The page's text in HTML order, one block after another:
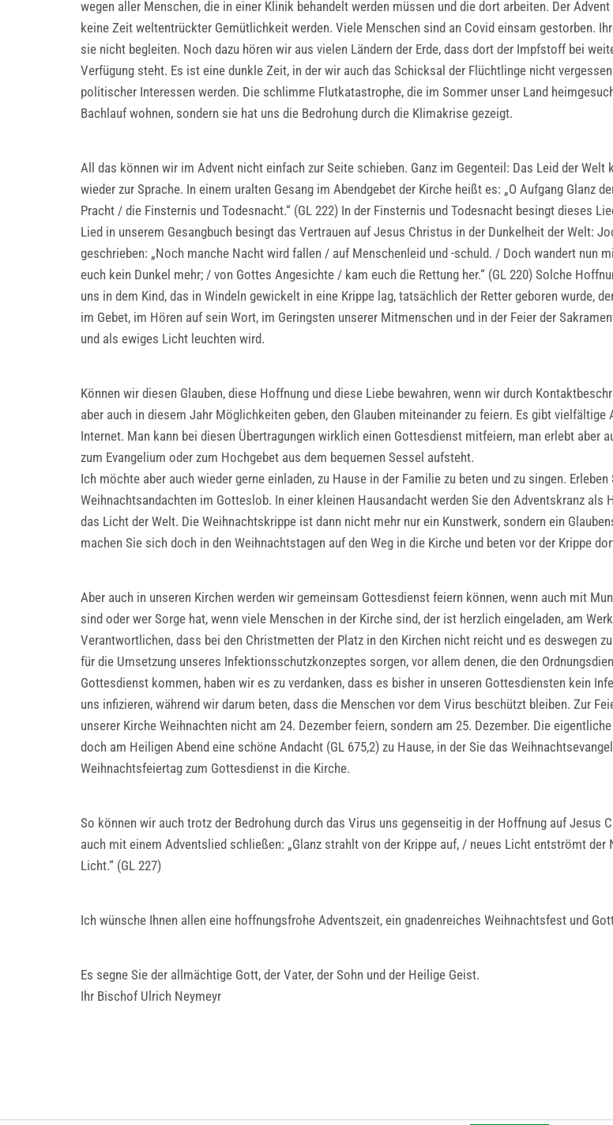
wegen aller Menschen, die in einer Klinik behandelt werden müssen und die dort arbeiten. Der
keine Zeit weltentrückter Gemütlichkeit werden. Viele Menschen sind an Covid einsam gestorben.
sie nicht begleiten. Noch dazu hören wir aus vielen Ländern der Erde, dass dort der Impfstoff bei
Verfügung steht. Es ist eine dunkle Zeit, in der wir auch das Schicksal der Flüchtlinge nicht
politischer Interessen werden. Die schlimme Flutkatastrophe, die im Sommer unser Land
Bachlauf wohnen, sondern sie hat uns die Bedrohung durch die Klimakrise gezeigt.
All das können wir im Advent nicht einfach zur Seite schieben. Ganz im Gegenteil: Das Leid der
wieder zur Sprache. In einem uralten Gesang im Abendgebet der Kirche heißt es: „O Aufgang Glanz
Pracht / die Finsternis und Todesnacht.“ (GL 222) In der Finsternis und Todesnacht besingt dieses
Lied in unserem Gesangbuch besingt das Vertrauen auf Jesus Christus in der Dunkelheit der Welt:
geschrieben: „Noch manche Nacht wird fallen / auf Menschenleid und -schuld. / Doch wandert nun
euch kein Dunkel mehr; / von Gottes Angesichte / kam euch die Rettung her.“ (GL 220) Solche
uns in dem Kind, das in Windeln gewickelt in eine Krippe lag, tatsächlich der Retter geboren wurde,
im Gebet, im Hören auf sein Wort, im Geringsten unserer Mitmenschen und in der Feier der
und als ewiges Licht leuchten wird.
Können wir diesen Glauben, diese Hoffnung und diese Liebe bewahren, wenn wir durch
aber auch in diesem Jahr Möglichkeiten geben, den Glauben miteinander zu feiern. Es gibt
Internet. Man kann bei diesen Übertragungen wirklich einen Gottesdienst mitfeiern, man erlebt aber
zum Evangelium oder zum Hochgebet aus dem bequemen Sessel aufsteht.
Ich möchte aber auch wieder gerne einladen, zu Hause in der Familie zu beten und zu singen.
Weihnachtsandachten im Gotteslob. In einer kleinen Hausandacht werden Sie den Adventskranz
das Licht der Welt. Die Weihnachtskrippe ist dann nicht mehr nur ein Kunstwerk, sondern ein
machen Sie sich doch in den Weihnachtstagen auf den Weg in die Kirche und beten vor der Krippe
Aber auch in unseren Kirchen werden wir gemeinsam Gottesdienst feiern können, wenn auch mit
sind oder wer Sorge hat, wenn viele Menschen in der Kirche sind, der ist herzlich eingeladen, am
Verantwortlichen, dass bei den Christmetten der Platz in den Kirchen nicht reicht und es deswegen
für die Umsetzung unseres Infektionsschutzkonzeptes sorgen, vor allem denen, die den
Gottesdienst kommen, haben wir es zu verdanken, dass es bisher in unseren Gottesdiensten kein
uns infizieren, während wir darum beten, dass die Menschen vor dem Virus beschützt bleiben. Zur
unserer Kirche Weihnachten nicht am 24. Dezember feiern, sondern am 25. Dezember. Die
doch am Heiligen Abend eine schöne Andacht (GL 675,2) zu Hause, in der Sie das
Weihnachtsfeiertag zum Gottesdienst in die Kirche.
So können wir auch trotz der Bedrohung durch das Virus uns gegenseitig in der Hoffnung auf Jesus
auch mit einem Adventslied schließen: „Glanz strahlt von der Krippe auf, / neues Licht entströmt
Licht.“ (GL 227)
Ich wünsche Ihnen allen eine hoffnungsfrohe Adventszeit, ein gnadenreiches Weihnachtsfest und
Es segne Sie der allmächtige Gott, der Vater, der Sohn und der Heilige Geist.
Ihr Bischof Ulrich Neymeyr